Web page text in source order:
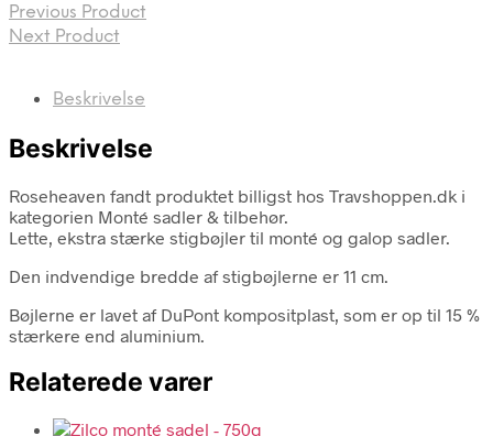
Previous Product
Next Product
Beskrivelse
Beskrivelse
Roseheaven fandt produktet billigst hos Travshoppen.dk i
kategorien Monté sadler & tilbehør.
Lette, ekstra stærke stigbøjler til monté og galop sadler.
Den indvendige bredde af stigbøjlerne er 11 cm.
Bøjlerne er lavet af DuPont kompositplast, som er op til 15 %
stærkere end aluminium.
Relaterede varer